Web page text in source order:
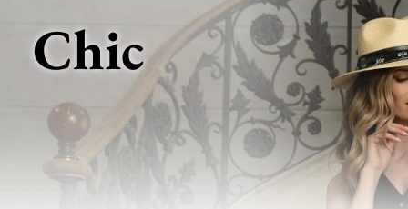
Chic